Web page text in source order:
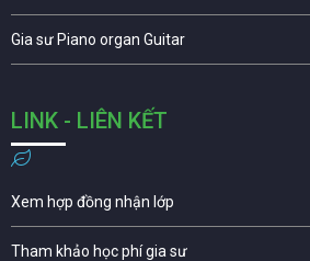
Gia sư Piano organ Guitar
LINK - LIÊN KẾT
Xem hợp đồng nhận lớp
Tham khảo học phí gia sư